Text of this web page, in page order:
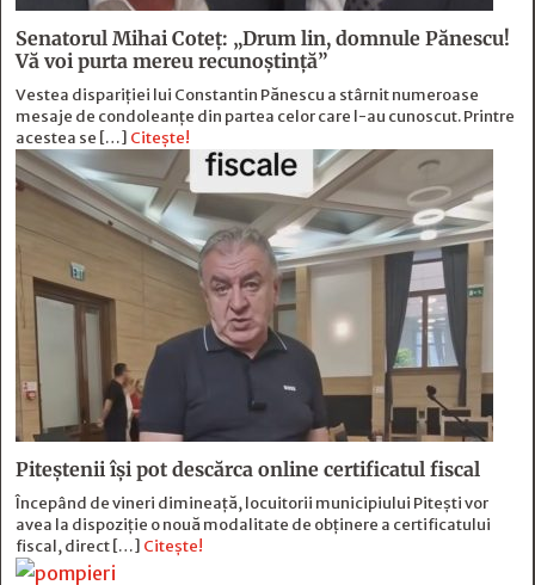
Senatorul Mihai Coteț: „Drum lin, domnule Pănescu!
Vă voi purta mereu recunoștință”
Vestea dispariției lui Constantin Pănescu a stârnit numeroase
mesaje de condoleanțe din partea celor care l-au cunoscut. Printre
acestea se […] Citește!
Piteștenii își pot descărca online certificatul fiscal
Începând de vineri dimineață, locuitorii municipiului Pitești vor
avea la dispoziție o nouă modalitate de obținere a certificatului
fiscal, direct […] Citește!